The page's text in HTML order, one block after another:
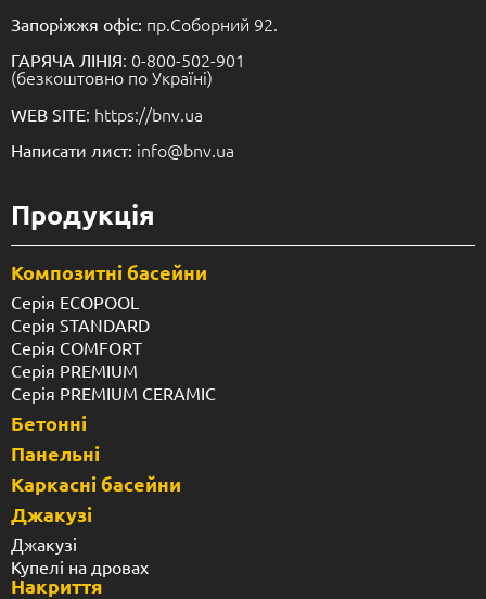
Запоріжжя офіс: пр.Соборний 92.
ГАРЯЧА ЛІНІЯ: 0-800-502-901
(безкоштовно по Україні)
WEB SITE: https://bnv.ua
Написати лист: info@bnv.ua
Продукція
Композитні басейни
Серія ECOPOOL
Серія STANDARD
Серія COMFORT
Серія PREMIUM
Серія PREMIUM CERAMIC
Бетонні
Панельні
Каркасні басейни
Джакузі
Джакузі
Купелі на дровах
Накриття